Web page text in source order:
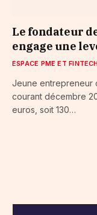
Le fondateur
engage une
ESPACE PME ET
Jeune entrepreneur
courant décembre
euros, soit 130…